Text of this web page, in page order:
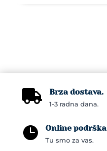
chosen
product
 Brza dostava.
1-3 radna dana.
 Online podrška
Tu smo za vas.